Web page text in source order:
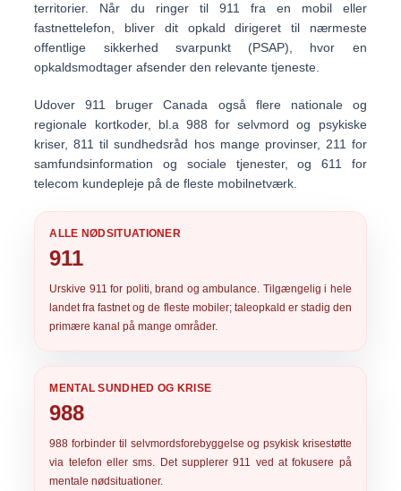
territorier. Når du ringer til 911 fra en mobil eller
fastnettelefon, bliver dit opkald dirigeret til nærmeste
offentlige sikkerhed svarpunkt (PSAP), hvor en
opkaldsmodtager afsender den relevante tjeneste.
Udover 911 bruger Canada også flere nationale og
regionale kortkoder, bl.a 988 for selvmord og psykiske
kriser,811 til sundhedsråd hos mange provinser, 211 for
samfundsinformation og sociale tjenester, og 611
for
telecom kundepleje på de fleste mobilnetværk.
ALLE NØDSITUATIONER
911
Urskive 911 for politi, brand og ambulance. Tilgængelig i hele
landet fra fastnet og de fleste mobiler; taleopkald er stadig den
primære kanal på mange områder.
MENTAL SUNDHED OG KRISE
988
988 forbinder til selvmordsforebyggelse og psykisk krisestøtte
via telefon eller sms. Det supplerer 911 ved at fokusere på
mentale nødsituationer.